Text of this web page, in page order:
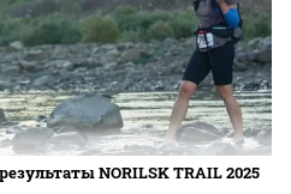
NORILSK TRAIL 2025